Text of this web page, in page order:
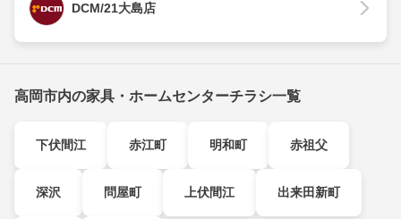
DCM/21大島店
高岡市内の家具・ホームセンターチラシ一覧
下伏間江 赤江町 明和町 赤祖父
深沢 問屋町 上伏間江 出来田新町